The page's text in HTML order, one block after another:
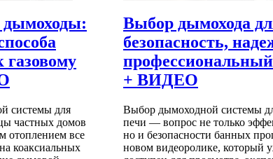
дымоходы:
системы для
частных домов
отоплением все
коаксиальных
Выбор дымохода
безопасность,
профессиональный
+ ВИДЕО
Выбор дымоходной системы
печи — вопрос не только
но и безопасности банных
новом видеоролике, который